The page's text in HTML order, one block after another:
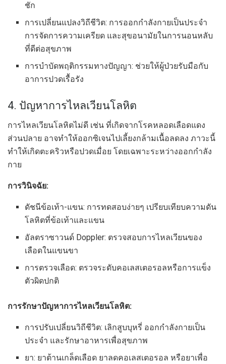
ชัก
การเปลี่ยนแปลงวิถีชีวิต: การออกกำลังกายเป็นประจำ
การจัดการความเครียด และสุขอนามัยในการนอนหลับ
ที่ดีต่อสุขภาพ
การบำบัดพฤติกรรมทางปัญญา: ช่วยให้ผู้ป่วยรับมือกับ
อาการปวดเรื้อรัง
4. ปัญหาการไหลเวียนโลหิต
การไหลเวียนโลหิตไม่ดี เช่น ที่เกิดจากโรคหลอดเลือดแดง
ส่วนปลาย อาจทำให้ออกซิเจนไปเลี้ยงกล้ามเนื้อลดลง ภาวะนี้
ทำให้เกิดตะคริวหรือปวดเมื่อย โดยเฉพาะระหว่างออกกำลัง
กาย
การวินิจฉัย:
ดัชนีข้อเท้า-แขน: การทดสอบง่ายๆ เปรียบเทียบความดัน
โลหิตที่ข้อเท้าและแขน
อัลตราซาวนด์ Doppler: ตรวจสอบการไหลเวียนของ
เลือดในแขนขา
การตรวจเลือด: ตรวจระดับคอเลสเตอรอลหรือการแข็ง
ตัวผิดปกติ
การรักษาปัญหาการไหลเวียนโลหิต:
การปรับเปลี่ยนวิถีชีวิต: เลิกสูบบุหรี่ ออกกำลังกายเป็น
ประจำ และรักษาอาหารเพื่อสุขภาพ
ยา: ยาต้านเกล็ดเลือด ยาลดคอเลสเตอรอล หรือยาเพื่อ